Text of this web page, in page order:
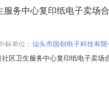
务中心复印纸电子卖场
标单位： 汕头市国创电子科技有限
区卫生服务中心复印纸电子卖
大厦）1101号房之1104房联系